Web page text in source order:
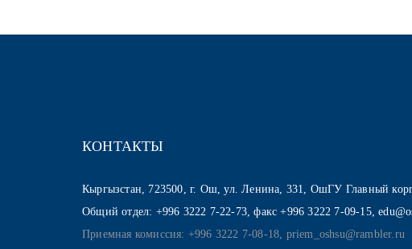
КОНТАКТЫ
Кыргызстан, 723500, г. Ош, ул. Ленина, 331, ОшГУ Главный
Общий отдел: +996 3222 7-22-73, факс +996 3222 7-09-15,
Приемная комиссия: +996 3222 7-08-18, priem_oshsu@rambler.ru